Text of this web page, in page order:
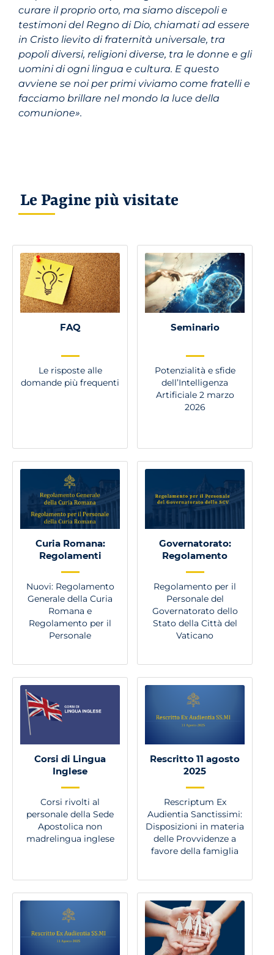
curare il proprio orto, ma siamo discepoli e
testimoni del Regno di Dio, chiamati ad essere
in Cristo lievito di fraternità universale, tra
popoli diversi, religioni diverse, tra le donne e gli
uomini di ogni lingua e cultura. E questo
avviene se noi per primi viviamo come fratelli e
facciamo brillare nel mondo la luce della
comunione».
Le Pagine più visitate
FAQ
Le risposte alle
domande più frequenti
Seminario
Potenzialità e sfide
dell’Intelligenza
Artificiale 2 marzo
2026
Curia Romana:
Regolamenti
Nuovi: Regolamento
Generale della Curia
Romana e
Regolamento per il
Personale
Governatorato:
Regolamento
Regolamento per il
Personale del
Governatorato dello
Stato della Città del
Vaticano
Corsi di Lingua
Inglese
Corsi rivolti al
personale della Sede
Apostolica non
madrelingua inglese
Rescritto 11 agosto
2025
Rescriptum Ex
Audientia Sanctissimi:
Disposizioni in materia
delle Provvidenze a
favore della famiglia